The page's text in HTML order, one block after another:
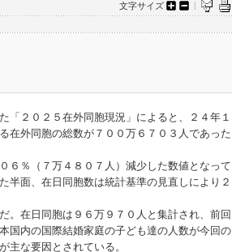
文字サイズ
２０２５在外同胞現況」によると、２４年１
在外同胞の総数が７００万６７０３人であった
６％（７万４８０７人）減少した数値となって
半面、在日同胞数は統計基準の見直しにより２
。在日同胞は９６万９７０人と集計され、前回
国内の国際結婚家庭の子ども達の人数が今回の
主な要因とされている。